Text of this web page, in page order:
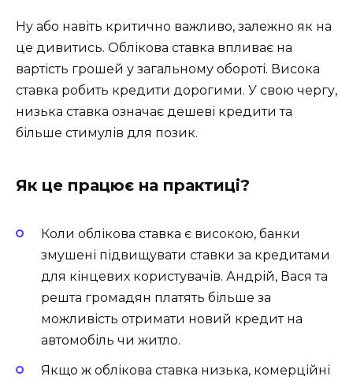
Ну або навіть критично важливо, залежно як на
це дивитись. Облікова ставка впливає на
вартість грошей у загальному обороті. Висока
ставка робить кредити дорогими. У свою чергу,
низька ставка означає дешеві кредити та
більше стимулів для позик.
Як це працює на практиці?
Коли облікова ставка є високою, банки
змушені підвищувати ставки за кредитами
для кінцевих користувачів. Андрій, Вася та
решта громадян платять більше за
можливість отримати новий кредит на
автомобіль чи житло.
Якщо ж облікова ставка низька, комерційні